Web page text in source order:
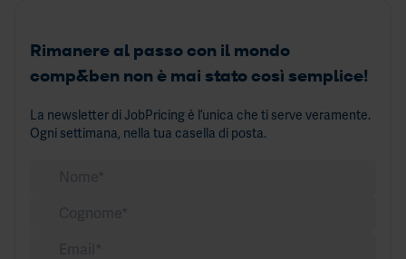
Rimanere al passo con il mondo
comp&ben non è mai stato così semplice!
La newsletter di JobPricing è l’unica che ti serve veramente.
Ogni settimana, nella tua casella di posta.